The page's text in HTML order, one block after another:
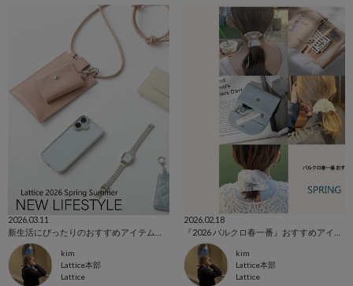
2026.03.11
kim
Lattice本部
Lattice
2026.02.18
kim
Lattice本部
Lattice